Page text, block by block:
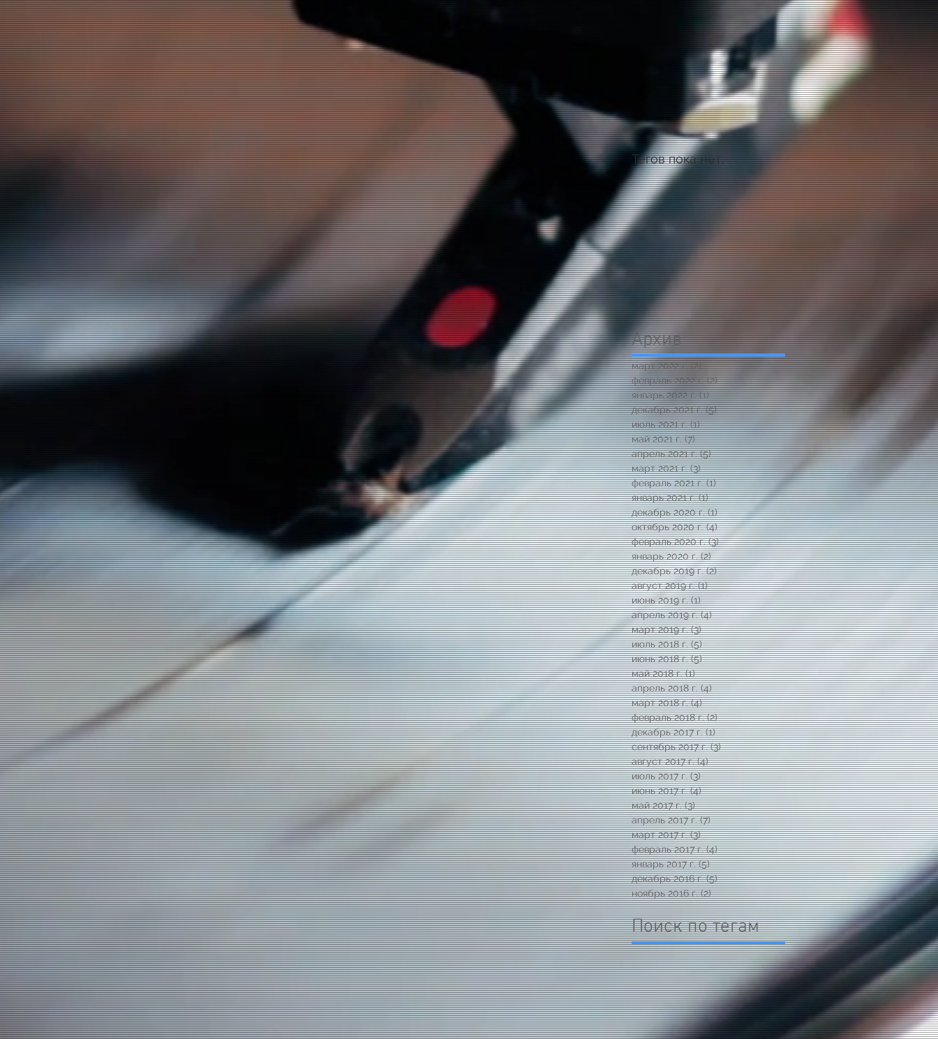
Тегов пока нет.
Архив
март 2022 г. (2)2 поста
февраль 2022 г. (2)2 поста
январь 2022 г. (1)1 пост
декабрь 2021 г. (5)5 постов
июль 2021 г. (1)1 пост
май 2021 г. (7)7 постов
апрель 2021 г. (5)5 постов
март 2021 г. (3)3 поста
февраль 2021 г. (1)1 пост
январь 2021 г. (1)1 пост
декабрь 2020 г. (1)1 пост
октябрь 2020 г. (4)4 поста
февраль 2020 г. (3)3 поста
январь 2020 г. (2)2 поста
декабрь 2019 г. (2)2 поста
август 2019 г. (1)1 пост
июнь 2019 г. (1)1 пост
апрель 2019 г. (4)4 поста
март 2019 г. (3)3 поста
июль 2018 г. (5)5 постов
июнь 2018 г. (5)5 постов
май 2018 г. (1)1 пост
апрель 2018 г. (4)4 поста
март 2018 г. (4)4 поста
февраль 2018 г. (2)2 поста
декабрь 2017 г. (1)1 пост
сентябрь 2017 г. (3)3 поста
август 2017 г. (4)4 поста
июль 2017 г. (3)3 поста
июнь 2017 г. (4)4 поста
май 2017 г. (3)3 поста
апрель 2017 г. (7)7 постов
март 2017 г. (3)3 поста
февраль 2017 г. (4)4 поста
январь 2017 г. (5)5 постов
декабрь 2016 г. (5)5 постов
ноябрь 2016 г. (2)2 поста
Поиск по тегам